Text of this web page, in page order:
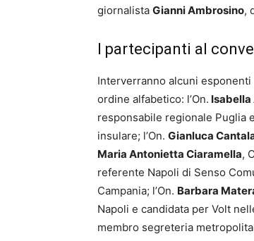
giornalista Gianni Ambrosino,
I partecipanti al
Interverranno alcuni
ordine alfabetico: l’On.
responsabile regionale Puglia
insulare; l’On. Gianluca
Maria Antonietta Ciaramella,
referente Napoli di Senso
Campania; l’On. Barbara
Napoli e candidata per Volt
membro segreteria